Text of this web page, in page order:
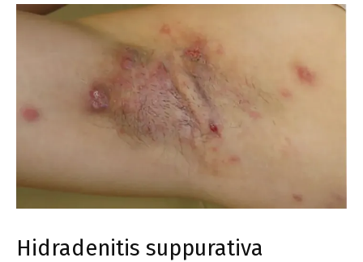
Hidradenitis suppurativa